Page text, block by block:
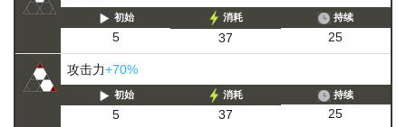
初始
5
消耗
37
持续
25
攻击力+70%
初始
5
消耗
37
持续
25